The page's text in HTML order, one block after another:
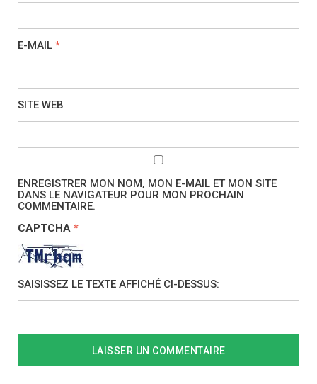
E-MAIL *
SITE WEB
ENREGISTRER MON NOM, MON E-MAIL ET MON SITE
DANS LE NAVIGATEUR POUR MON PROCHAIN
COMMENTAIRE.
CAPTCHA *
SAISISSEZ LE TEXTE AFFICHÉ CI-DESSUS: